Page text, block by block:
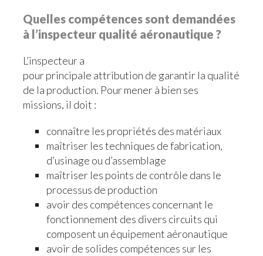
Quelles compétences sont demandées
à l’inspecteur qualité aéronautique ?
L’inspecteur a
pour principale attribution de garantir la qualité
de la production. Pour mener à bien ses
missions, il doit :
connaître les propriétés des matériaux
maîtriser les techniques de fabrication,
d’usinage ou d’assemblage
maîtriser les points de contrôle dans le
processus de production
avoir des compétences concernant le
fonctionnement des divers circuits qui
composent un équipement aéronautique
avoir de solides compétences sur les